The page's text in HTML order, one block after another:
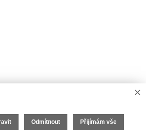
×
Odmítnout Přijímám vše